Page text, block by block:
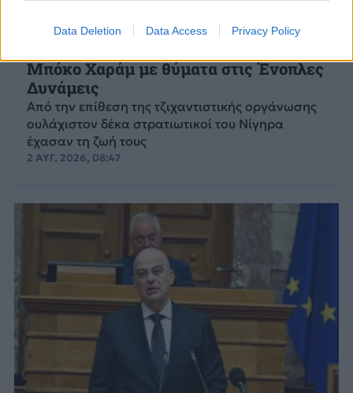
Data Deletion Data Access Privacy Policy
ΚΟΣΜΟΣ
Μπόκο Χαράμ με θύματα στις Ένοπλες
Δυνάμεις
Από την επίθεση της τζιχαντιστικής οργάνωσης
ουλάχιστον δέκα στρατιωτικοί του Νίγηρα
έχασαν τη ζωή τους
2 ΑΥΓ. 2026, 08:47